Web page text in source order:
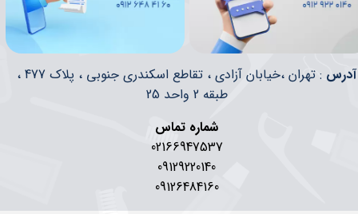
​​آدرس
: تهران ،خیابان آزادی ، تقاطع اسکندری جنوبی ، پلاک 477 ،
طبقه 2 واحد 25
شماره تماس
02166947537
09129220140
09126484160